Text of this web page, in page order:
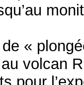
«
au volcan